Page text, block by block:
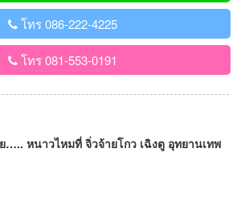
โทร 086-222-4225
โทร 081-553-0191
หนาวไหมที่ จิ่วจ้ายโกว เฉิงตู อุทยานเทพ